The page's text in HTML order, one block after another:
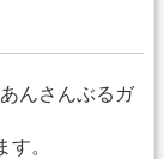
んさんぶるガ
。